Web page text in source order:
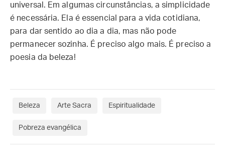
universal. Em algumas circunstâncias, a simplicidade
é necessária. Ela é essencial para a vida cotidiana,
para dar sentido ao dia a dia, mas não pode
permanecer sozinha. É preciso algo mais. É preciso a
poesia da beleza!
Beleza Arte Sacra Espiritualidade
Pobreza evangélica